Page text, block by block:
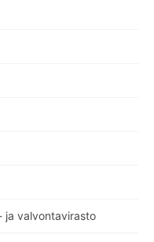
ja valvontavirasto